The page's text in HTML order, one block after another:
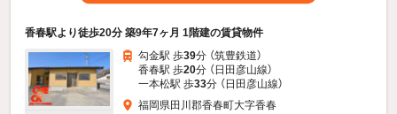
香春駅より徒歩20分 築9年7ヶ月 1階建の賃貸物件
勾金駅 歩39分 （筑豊鉄道）
香春駅 歩20分 （日田彦山線）
一本松駅 歩33分 （日田彦山線）
福岡県田川郡香春町大字香春